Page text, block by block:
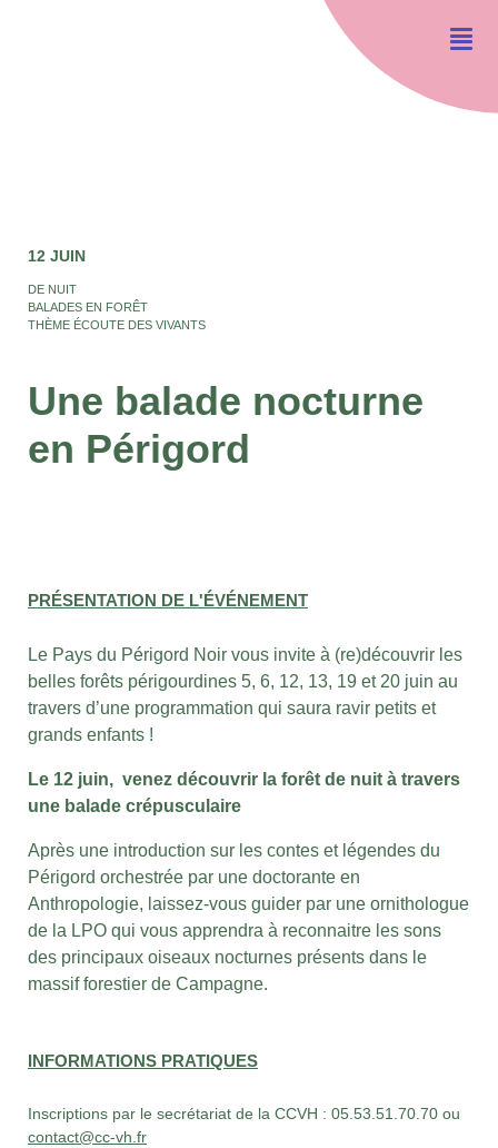
12 JUIN
DE NUIT
BALADES EN FORÊT
THÈME ÉCOUTE DES VIVANTS
Une balade nocturne
en Périgord
PRÉSENTATION DE L'ÉVÉNEMENT
Le Pays du Périgord Noir vous invite à (re)découvrir les
belles forêts périgourdines 5, 6, 12, 13, 19 et 20 juin au
travers d’une programmation qui saura ravir petits et
grands enfants !
Le 12 juin, venez découvrir la forêt de nuit à travers
une balade crépusculaire
Après une introduction sur les contes et légendes du
Périgord orchestrée par une doctorante en
Anthropologie, laissez-vous guider par une ornithologue
de la LPO qui vous apprendra à reconnaitre les sons
des principaux oiseaux nocturnes présents dans le
massif forestier de Campagne.
INFORMATIONS PRATIQUES
Inscriptions par le secrétariat de la CCVH : 05.53.51.70.70 ou
contact@cc-vh.fr